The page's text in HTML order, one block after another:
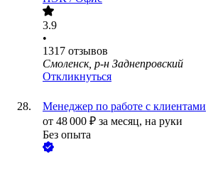
3.9
•
1317 отзывов
Смоленск, р-н Заднепровский
Откликнуться
Менеджер по работе с клиентами
от 48 000 ₽ за месяц, на руки
Без опыта